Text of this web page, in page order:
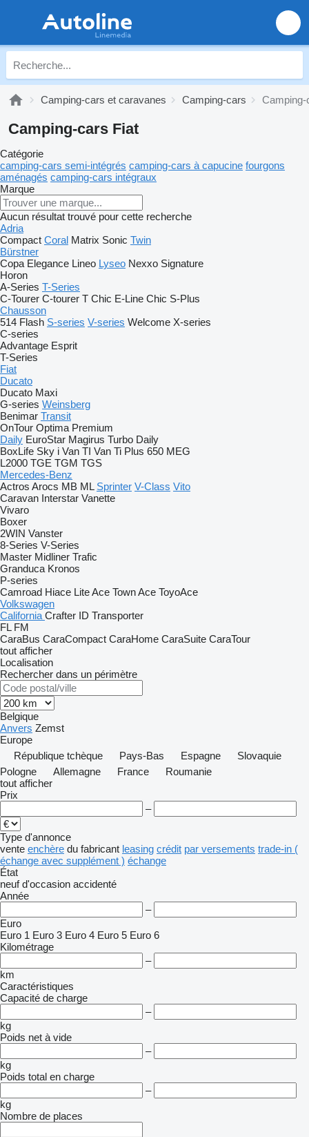
Camping-cars et caravanes Camping-cars
Camping-cars Fiat
Catégorie
camping-cars semi-intégrés camping-cars à capucine fourgons
aménagés camping‐cars intégraux
Marque
Aucun résultat trouvé pour cette recherche
Adria
Compact Coral Matrix Sonic Twin
Bürstner
Copa Elegance Lineo Lyseo Nexxo Signature
Horon
A-Series T-Series
C-Tourer C-tourer T Chic E-Line Chic S-Plus
Chausson
514 Flash S-series V-series Welcome X-series
C-series
Advantage Esprit
T-Series
Fiat
Ducato
Ducato Maxi
G-series Weinsberg
Benimar Transit
OnTour Optima Premium
Daily EuroStar Magirus Turbo Daily
BoxLife Sky i Van TI Van Ti Plus 650 MEG
L2000 TGE TGM TGS
Mercedes-Benz
Actros Arocs MB ML Sprinter V-Class Vito
Caravan Interstar Vanette
Vivaro
Boxer
2WIN Vanster
8-Series V-Series
Master Midliner Trafic
Granduca Kronos
P-series
Camroad Hiace Lite Ace Town Ace ToyoAce
Volkswagen
California Crafter ID Transporter
FL FM
CaraBus CaraCompact CaraHome CaraSuite CaraTour
tout afficher
Localisation
Rechercher dans un périmètre
Belgique
Anvers Zemst
Europe
République tchèque
Pays-Bas Espagne
Slovaquie
Pologne
Allemagne France
Roumanie
tout afficher
Prix
–
Type d'annonce
vente enchère du fabricant leasing crédit par versements trade-in (
échange avec supplément ) échange
État
neuf d'occasion accidenté
Année
–
Euro
Euro 1 Euro 3 Euro 4 Euro 5 Euro 6
Kilométrage
–
km
Caractéristiques
Capacité de charge
–
kg
Poids net à vide
–
kg
Poids total en charge
–
kg
Nombre de places